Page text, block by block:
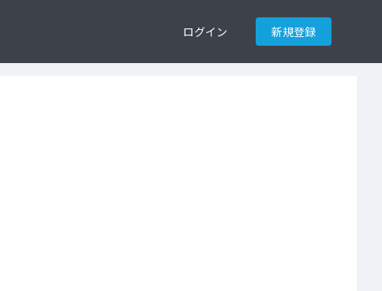
ログイン 新規登録